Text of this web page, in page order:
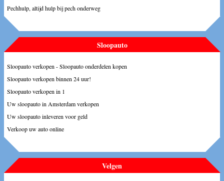
Pechhulp, altijd hulp bij pech onderweg
Sloopauto
Sloopauto verkopen - Sloopauto onderdelen kopen
Sloopauto verkopen binnen 24 uur!
Sloopauto verkopen in 1
Uw sloopauto in Amsterdam verkopen
Uw sloopauto inleveren voor geld
Verkoop uw auto online
Velgen